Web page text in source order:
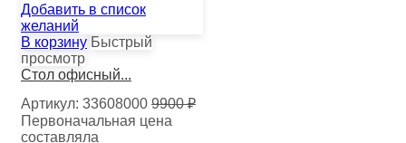
Добавить в список
желаний
В корзину Быстрый
просмотр
Стол офисный...
Артикул: 33608000 9900₽
Первоначальная цена
составляла